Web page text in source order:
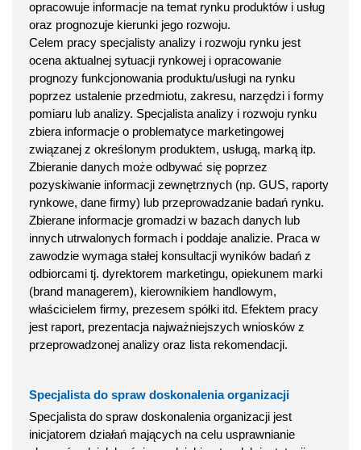
opracowuje informacje na temat rynku produktów i usług
oraz prognozuje kierunki jego rozwoju.
Celem pracy specjalisty analizy i rozwoju rynku jest
ocena aktualnej sytuacji rynkowej i opracowanie
prognozy funkcjonowania produktu/usługi na rynku
poprzez ustalenie przedmiotu, zakresu, narzędzi i formy
pomiaru lub analizy. Specjalista analizy i rozwoju rynku
zbiera informacje o problematyce marketingowej
związanej z określonym produktem, usługą, marką itp.
Zbieranie danych może odbywać się poprzez
pozyskiwanie informacji zewnętrznych (np. GUS, raporty
rynkowe, dane firmy) lub przeprowadzanie badań rynku.
Zbierane informacje gromadzi w bazach danych lub
innych utrwalonych formach i poddaje analizie. Praca w
zawodzie wymaga stałej konsultacji wyników badań z
odbiorcami tj. dyrektorem marketingu, opiekunem marki
(brand managerem), kierownikiem handlowym,
właścicielem firmy, prezesem spółki itd. Efektem pracy
jest raport, prezentacja najważniejszych wniosków z
przeprowadzonej analizy oraz lista rekomendacji.
Specjalista do spraw doskonalenia organizacji
Specjalista do spraw doskonalenia organizacji jest
inicjatorem działań mających na celu usprawnianie